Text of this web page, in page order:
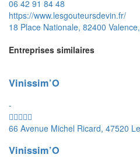
06 42 91 84 48
https://www.lesgouteursdevin.fr/
18 Place Nationale, 82400
Entreprises similaires
Vinissim’O
-
66 Avenue Michel Ricard, 47520
Vinissim’O